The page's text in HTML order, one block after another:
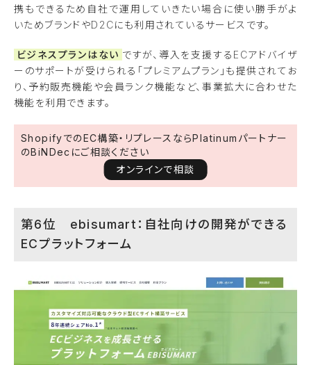
携もできるため自社で運用していきたい場合に使い勝手がよ
いためブランドやD2Cにも利用されているサービスです。
ビジネスプランはない ですが、導入を支援するECアドバイザ
ーのサポートが受けられる「プレミアムプラン」も提供されてお
り、予約販売機能や会員ランク機能など、事業拡大に合わせた
機能を利用できます。
ShopifyでのEC構築・リプレースならPlatinumパートナー
のBiNDecにご相談ください
オンラインで相談
第6位 ebisumart：自社向けの開発ができる
ECプラットフォーム